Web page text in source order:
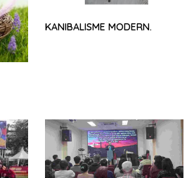
KANIBALISME MODERN.